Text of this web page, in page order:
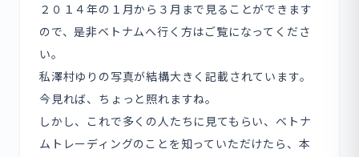
２０１４年の１月から３月まで見ることができます
ので、是非ベトナムへ行く方はご覧になってくださ
い。
私澤村ゆりの写真が結構大きく記載されています。
今見れば、ちょっと照れますね。
しかし、これで多くの人たちに見てもらい、ベトナ
ムトレーディングのことを知っていただけたら、本